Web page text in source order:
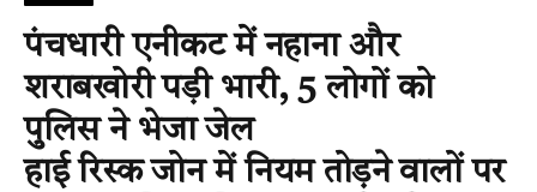
पंचधारी एनीकट में नहाना और
शराबखोरी पड़ी भारी, 5 लोगों को
पुलिस ने भेजा जेल
हाई रिस्क जोन में नियम तोड़ने वालों पर